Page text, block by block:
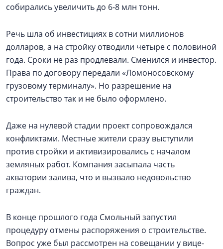
собирались увеличить до 6-8 млн тонн.
Речь шла об инвестициях в сотни миллионов
долларов, а на стройку отводили четыре с половиной
года. Сроки не раз продлевали. Сменился и инвестор.
Права по договору передали «Ломоносовскому
грузовому терминалу». Но разрешение на
строительство так и не было оформлено.
Даже на нулевой стадии проект сопровождался
конфликтами. Местные жители сразу выступили
против стройки и активизировались с началом
земляных работ. Компания засыпала часть
акватории залива, что и вызвало недовольство
граждан.
В конце прошлого года Смольный запустил
процедуру отмены распоряжения о строительстве.
Вопрос уже был рассмотрен на совещании у вице-